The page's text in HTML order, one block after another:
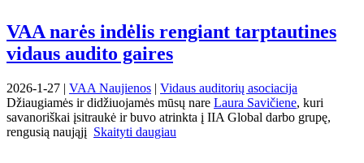
VAA narės indėlis rengiant tarptautines
vidaus audito gaires
2026-1-27 | VAA Naujienos | Vidaus auditorių asociacija
Džiaugiamės ir didžiuojamės mūsų nare Laura Savičiene, kuri
savanoriškai įsitraukė ir buvo atrinkta į IIA Global darbo grupę,
rengusią naująjį Skaityti daugiau